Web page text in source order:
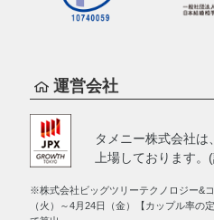
運営会社
タメニー株式会社は、
上場しております
※株式会社ビッグツリーテクノロジー&
（火）～4月24日（金）【カップル率の